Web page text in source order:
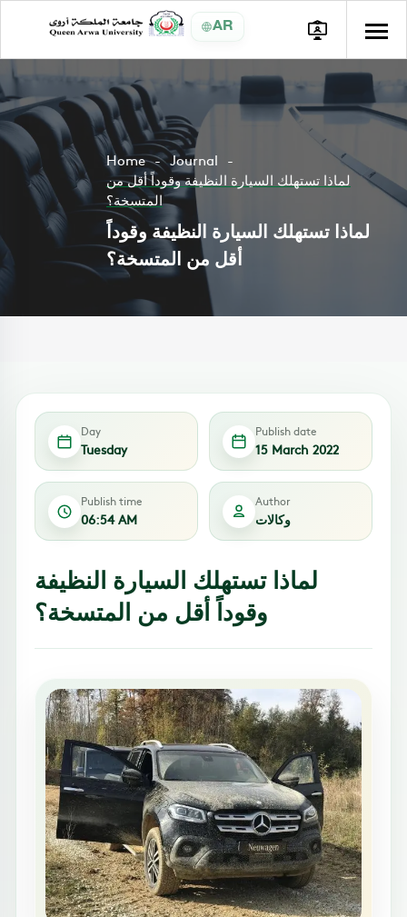
AR
Home
Journal
لماذا تستهلك السيارة النظيفة وقوداً أقل من
المتسخة؟
لماذا تستهلك السيارة النظيفة وقوداً
أقل من المتسخة؟
Day
Tuesday
Publish date
15 March 2022
Publish time
06:54 AM
Author
وكالات
لماذا تستهلك السيارة النظيفة
وقوداً أقل من المتسخة؟